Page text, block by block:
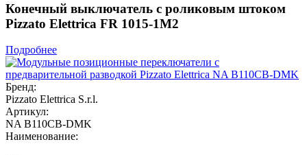
Конечный выключатель с роликовым штоком
Pizzato Elettrica FR 1015-1M2
Подробнее
Бренд:
Pizzato Elettrica S.r.l.
Артикул:
NA B110CB-DMK
Наименование: